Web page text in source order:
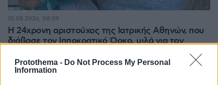
Protothema - Do Not Process My Personal
Information
Η 24χρονη αριστούχος της Ιατρικής Αθηνών, που
διάβασε τον Ιπποκρατικό Όρκο, μιλά για τον
10.08.2026, 08:09